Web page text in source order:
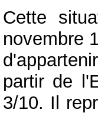
Cette
novembre
partir de
3/10. Il